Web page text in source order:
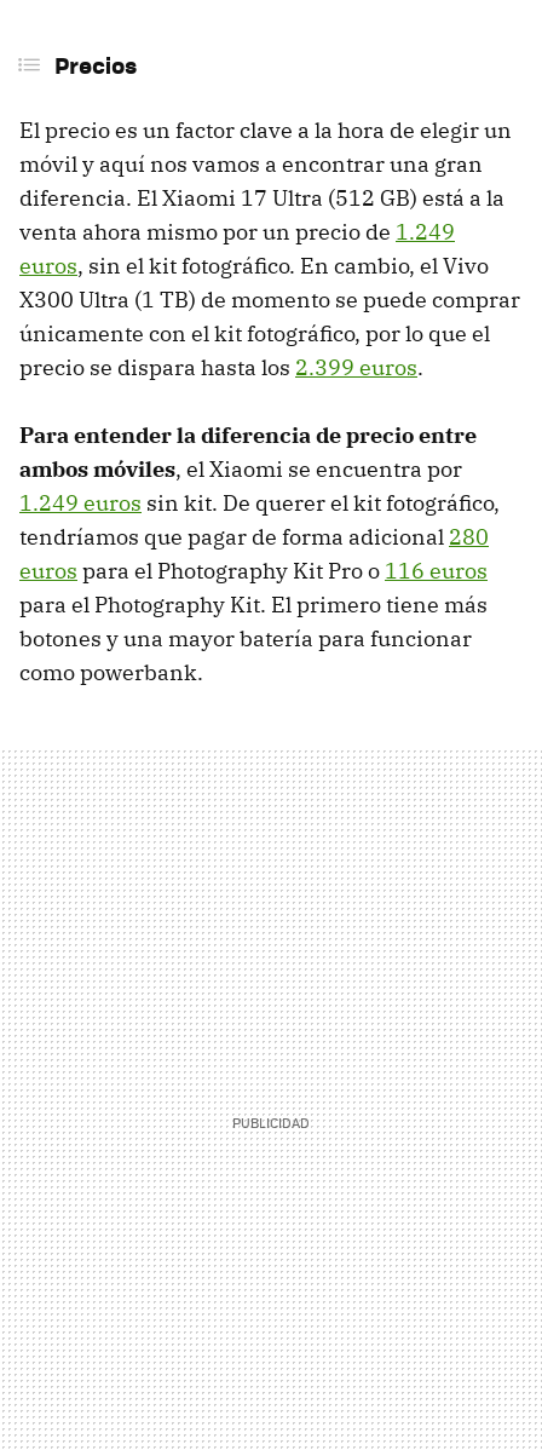
Precios
El precio es un factor clave a la hora de elegir un
móvil y aquí nos vamos a encontrar una gran
diferencia. El Xiaomi 17 Ultra (512 GB) está a la
venta ahora mismo por un precio de 1.249
euros, sin el kit fotográfico. En cambio, el Vivo
X300 Ultra (1 TB) de momento se puede comprar
únicamente con el kit fotográfico, por lo que el
precio se dispara hasta los 2.399 euros.
Para entender la diferencia de precio entre
ambos móviles, el Xiaomi se encuentra por
1.249 euros sin kit. De querer el kit fotográfico,
tendríamos que pagar de forma adicional 280
euros para el Photography Kit Pro o 116 euros
para el Photography Kit. El primero tiene más
botones y una mayor batería para funcionar
como powerbank.